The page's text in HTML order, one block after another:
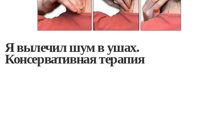
Я вылечил шум в ушах.
Консервативная терапия